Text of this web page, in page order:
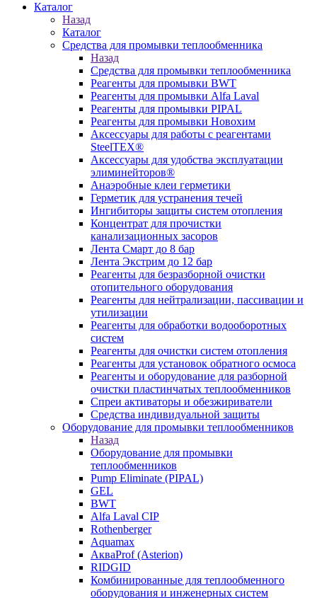
Каталог
Назад
Каталог
Средства для промывки теплообменника
Назад
Средства для промывки теплообменника
Реагенты для промывки BWT
Реагенты для промывки Alfa Laval
Реагенты для промывки PIPAL
Реагенты для промывки Новохим
Аксессуары для работы с реагентами
SteelTEX®
Аксессуары для удобства эксплуатации
элиминейторов®
Анаэробные клеи герметики
Герметик для устранения течей
Ингибиторы защиты систем отопления
Концентрат для прочистки
канализационных засоров
Лента Смарт до 8 бар
Лента Экстрим до 12 бар
Реагенты для безразборной очистки
отопительного оборудования
Реагенты для нейтрализации, пассивации и
утилизации
Реагенты для обработки водооборотных
систем
Реагенты для очистки систем отопления
Реагенты для установок обратного осмоса
Реагенты и оборудование для разборной
очистки пластинчатых теплообменников
Спреи активаторы и обезжириватели
Средства индивидуальной защиты
Оборудование для промывки теплообменников
Назад
Оборудование для промывки
теплообменников
Pump Eliminate (PIPAL)
GEL
BWT
Alfa Laval CIP
Rothenberger
Aquamax
АкваProf (Asterion)
RIDGID
Комбинированные для теплообменного
оборудования и инженерных систем